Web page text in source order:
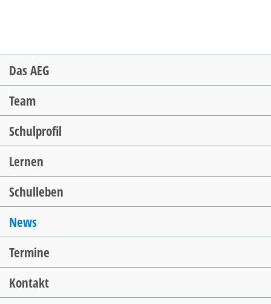
Navigation
überspringen
Das AEG
Team
Schulprofil
Lernen
Schulleben
News
Termine
Kontakt